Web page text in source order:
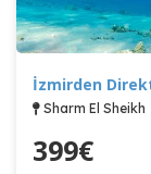
İzmirden
Sharm El Sheikh
399€